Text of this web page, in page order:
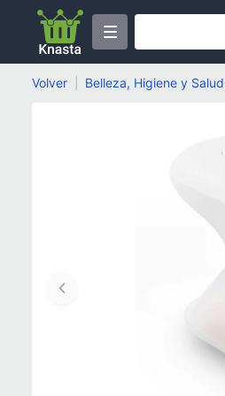
Volver Belleza, Higiene y Salud